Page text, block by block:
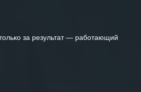
за результат — работающий